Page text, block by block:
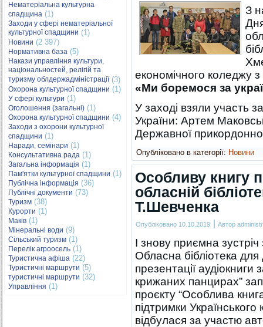
Нематеріальна культурна
спадщина (1)
Заходи у сфері нематеріальної
культурної спадщини (1)
Новини (2 397)
Нормативна база (5)
Накази управління культури,
національностей, релігій та
туризму облдержадміністрації(3)
Охорона культурної спадщини (1)
У сфері культури (1)
Оголошення (загальні) (1)
Охорона культурної спадщини (4)
Заходи з охорони культурної
спадщини (1)
Наради, семінари (1)
Консультативна рада (1)
Загальна інформація (1)
Пам'ятки культурної спадщини (1)
Публічна інформація (36)
Публічні документи (73)
Туризм (38)
Курорти (1)
Маків (1)
Мінеральні води (9)
Сільський туризм (1)
Перелік агроосель (1)
Туристична афіша (22)
Туристичні маршрути (5)
туристичні маршрути (32)
Управління (1)
З
економічного коледжу
«Ми боремося за
У заході взяли участь
України: Артем
Державної
Опубліковано в категорії: Новини
Особливу книгу
обласній
Т.Шевченка
Опубліковано 10.10.2019 | Автор
І знову приємна
Обласна бібліотека
презентації
крижаних панцирах”
проєкту “Особлива
підтримки
відбулася за участю